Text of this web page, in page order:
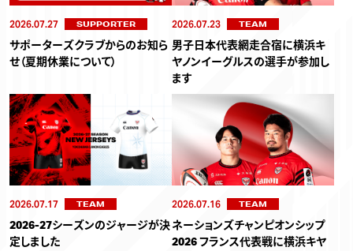
2026.07.27 SUPPORTER
サポーターズクラブからのお知ら
せ（夏期休業について）
2026.07.23 TEAM
男子日本代表網走合宿に横浜キ
ヤノンイーグルスの選手が参加し
ます
2026.07.17 TEAM
2026-27シーズンのジャージが決
定しました
2026.07.16 TEAM
ネーションズチャンピオンシップ
2026 フランス代表戦に横浜キヤ